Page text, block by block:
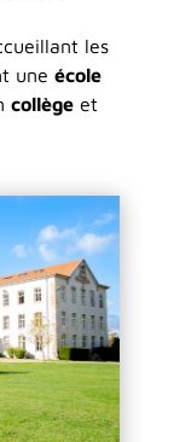
les
une école
collègeet